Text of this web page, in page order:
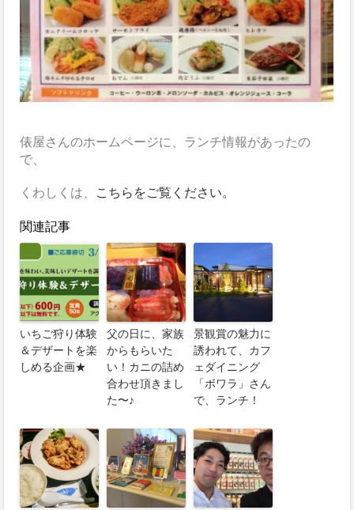
俵屋さんのホームページに、ランチ情報があったの
で、
くわしくは、 こちらをご覧ください。
関連記事
いちご狩り体験
＆デザートを楽
しめる企画★
父の日に、家族
からもらいた
い！カニの詰め
合わせ頂きまし
た〜♪
景観賞の魅力に
誘われて、カフ
ェダイニング
「ボワラ」さん
で、ランチ！